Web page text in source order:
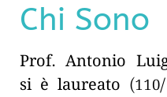
Chi Sono
Prof. Antonio
si è laureato